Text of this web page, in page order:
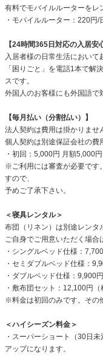
有料でモバイルルーターをレ
・モバイルルーター：220
【24時間365日対応の入居安
入居者様の日常生活におい
「困りごと」を電話1本で解
スです。
外国人のお客様にも外国語で
【毎月払い（分割払い）】
法人契約は費用は掛かりませ
個人契約は別途保証会社の費
・初回：5,000円 月額5,000円
※ご利用には審査が必要です
すので、
予めご了承下さい。
＜寝具レンタル＞
布団（リネン）は別途レンタ
ご自身でご用意いただく場合
・シングルベッド仕様：
・セミダブルベッド仕様：
・ダブルベッド仕様：9,900円
・敷布団セット：12,100円（
※料金は初回のみです。その
＜ハイシーズン料金＞
・スーパーショート（30日
アップになります。